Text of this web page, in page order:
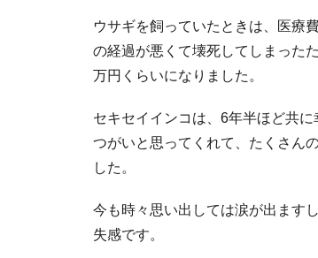
ウサギを飼っていたときは、医療
の経過が悪くて壊死してしまった
万円くらいになりました。
セキセイインコは、6年半ほど共
つがいと思ってくれて、たくさん
した。
今も時々思い出しては涙が出ます
失感です。